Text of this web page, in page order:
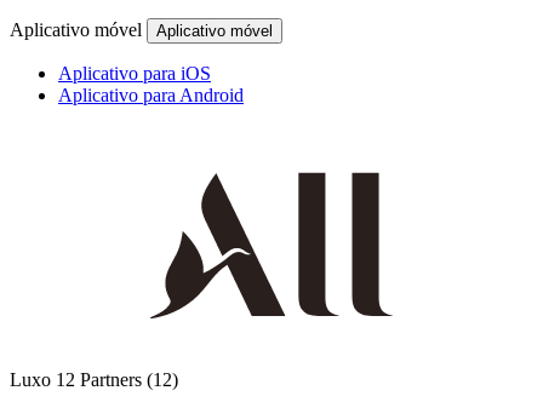
Aplicativo móvel Aplicativo móvel
Aplicativo para iOS
Aplicativo para Android
Luxo 12 Partners (12)